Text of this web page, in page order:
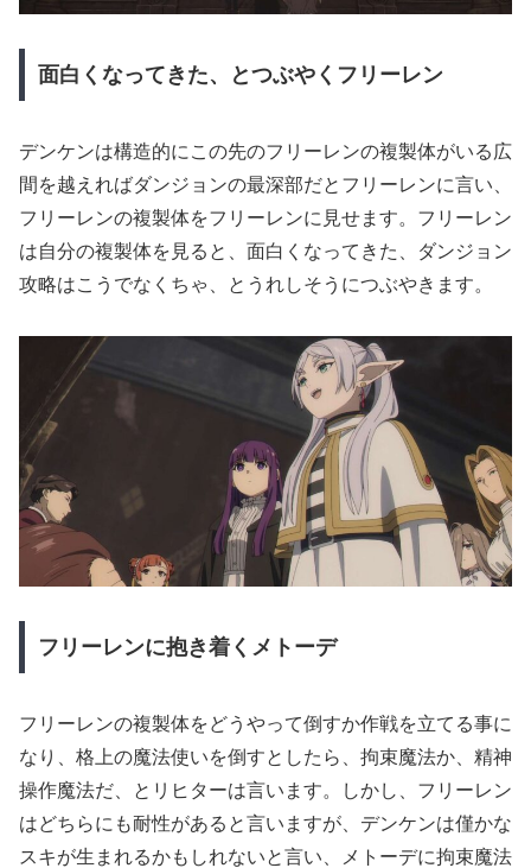
面白くなってきた、とつぶやくフリーレン
デンケンは構造的にこの先のフリーレンの複製体がいる広
間を越えればダンジョンの最深部だとフリーレンに言い、
フリーレンの複製体をフリーレンに見せます。フリーレン
は自分の複製体を見ると、面白くなってきた、ダンジョン
攻略はこうでなくちゃ、とうれしそうにつぶやきます。
フリーレンに抱き着くメトーデ
フリーレンの複製体をどうやって倒すか作戦を立てる事に
なり、格上の魔法使いを倒すとしたら、拘束魔法か、精神
操作魔法だ、とリヒターは言います。しかし、フリーレン
はどちらにも耐性があると言いますが、デンケンは僅かな
スキが生まれるかもしれないと言い、メトーデに拘束魔法